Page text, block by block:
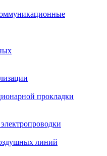
прокладки
линий